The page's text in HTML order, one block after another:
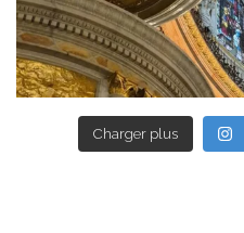
Charger plus